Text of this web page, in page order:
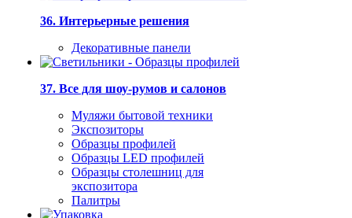
36. Интерьерные решения
Декоративные панели
37. Все для шоу-румов и салонов
Муляжи бытовой техники
Экспозиторы
Образцы профилей
Образцы LED профилей
Образцы столешниц для
экспозитора
Палитры